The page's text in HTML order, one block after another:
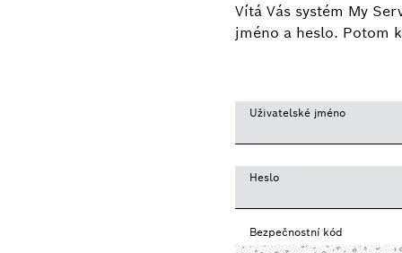
Vítá Vás systém My
jméno a heslo. Potom
Uživatelské jméno
Heslo
Bezpečnostní kód